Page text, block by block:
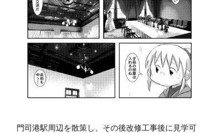
門司港駅周辺を散策し、その後改修工事後に見学可